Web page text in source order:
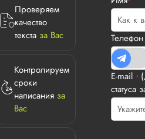
Проверяем
качество
текста за Вас
Контролируем
сроки
написания за
Вас
E-mail *
статуса